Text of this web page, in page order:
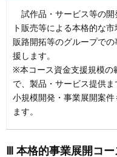
試作品・サービス等の開
ト販売等による本格的な市
販路開拓等のグループでの
援します。
※本コース資金支援規模の
で、製品・サービス提供ま
小規模開発・事業展開案件
ます。
Ⅲ 本格的事業展開コ